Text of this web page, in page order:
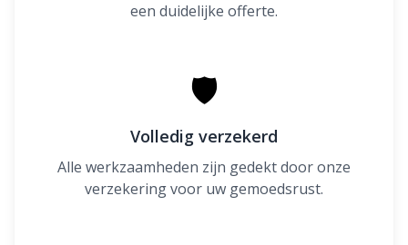
een duidelijke offerte.
🛡
Volledig verzekerd
Alle werkzaamheden zijn gedekt door onze
verzekering voor uw gemoedsrust.